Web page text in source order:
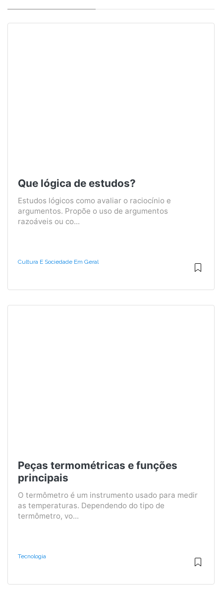
Que lógica de estudos?
Estudos lógicos como avaliar o raciocínio e
argumentos. Propõe o uso de argumentos
razoáveis ​​ou co...
Cultura E Sociedade Em Geral
Peças termométricas e funções
principais
O termômetro é um instrumento usado para medir
as temperaturas. Dependendo do tipo de
termômetro, vo...
Tecnologia